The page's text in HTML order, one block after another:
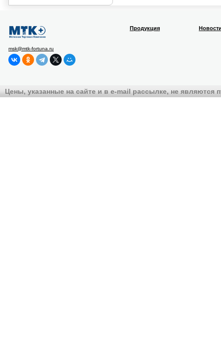
msk@mtk-fortuna.ru
Продукция
Цены, указанные на сайте и в e-mail рассылке, не являются